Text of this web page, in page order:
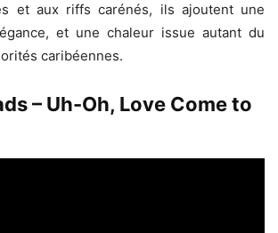
et aux riffs carénés, ils ajoutent une
et une chaleur issue autant du
caribéennes.
– Uh-Oh, Love Come to